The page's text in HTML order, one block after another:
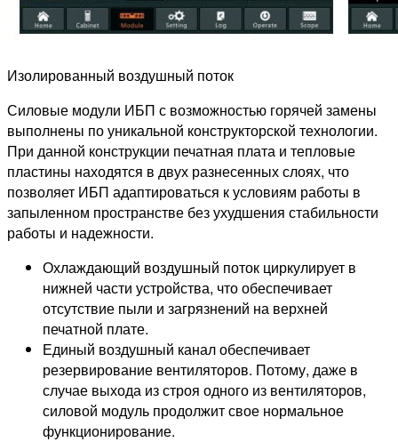
Изолированный воздушный поток
Силовые модули ИБП с возможностью горячей замены
выполнены по уникальной конструкторской технологии.
При данной конструкции печатная плата и тепловые
пластины находятся в двух разнесенных слоях, что
позволяет ИБП адаптироваться к условиям работы в
запыленном пространстве без ухудшения стабильности
работы и надежности.
Охлаждающий воздушный поток циркулирует в
нижней части устройства, что обеспечивает
отсутствие пыли и загрязнений на верхней
печатной плате.
Единый воздушный канал обеспечивает
резервирование вентиляторов. Потому, даже в
случае выхода из строя одного из вентиляторов,
силовой модуль продолжит свое нормальное
функционирование.